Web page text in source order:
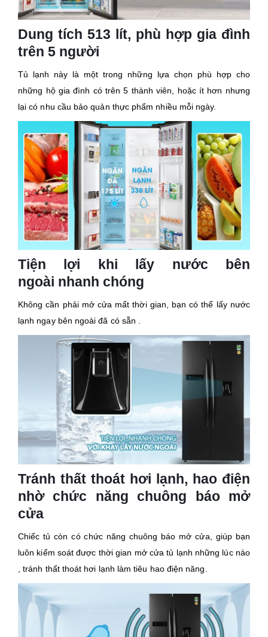
Dung tích 513 lít, phù hợp gia đình
trên 5 người
Tủ lạnh này là một trong những lựa chọn phù hợp cho
những hộ gia đình có trên 5 thành viên, hoặc ít hơn nhưng
lại có nhu cầu bảo quản thực phẩm nhiều mỗi ngày.
Tiện lợi khi lấy nước bên
ngoài nhanh chóng
Không cần phải mở cửa mất thời gian, bạn có thể lấy nước
lạnh ngay bên ngoài đã có sẵn .
Tránh thất thoát hơi lạnh, hao điện
nhờ chức năng chuông báo mở
cửa
Chiếc tủ còn có chức năng chuông báo mở cửa, giúp bạn
luôn kiểm soát được thời gian mở cửa tủ lạnh những lúc nào
, tránh thất thoát hơi lạnh làm tiêu hao điện năng.